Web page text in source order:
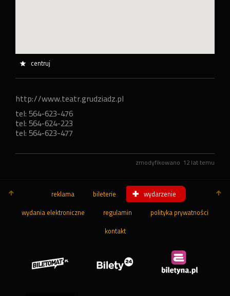
centruj
http://www.teatr.grudziadz.pl
tel: 564-623-476
tel: 564-624-223
tel: 564-623-477
zmodyfikowano 12 lat temu
reklama bileterie wydarzenie
wydania elektroniczne regulamin polityka prywatności
kontakt